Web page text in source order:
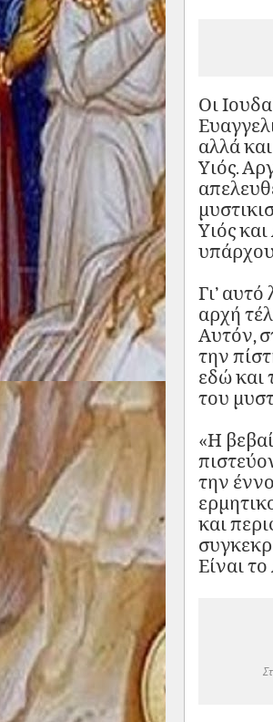
Οι
αλλά
Υιός.
Υιός
Γι’
αρχή
Αυτόν,
την
εδώ και
του
«Η
την
και
Είναι